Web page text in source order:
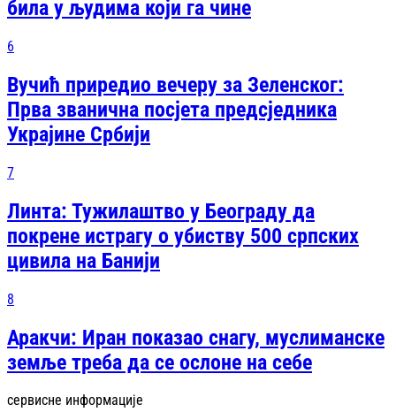
била у људима који га чине
6
Вучић приредио вечеру за Зеленског:
Прва званична посjета предсjедника
Украјине Србији
7
Линта: Тужилаштво у Београду да
покрене истрагу о убиству 500 српских
цивила на Банији
8
Аракчи: Иран показао снагу, муслиманске
земље треба да се ослоне на себе
сервисне информације